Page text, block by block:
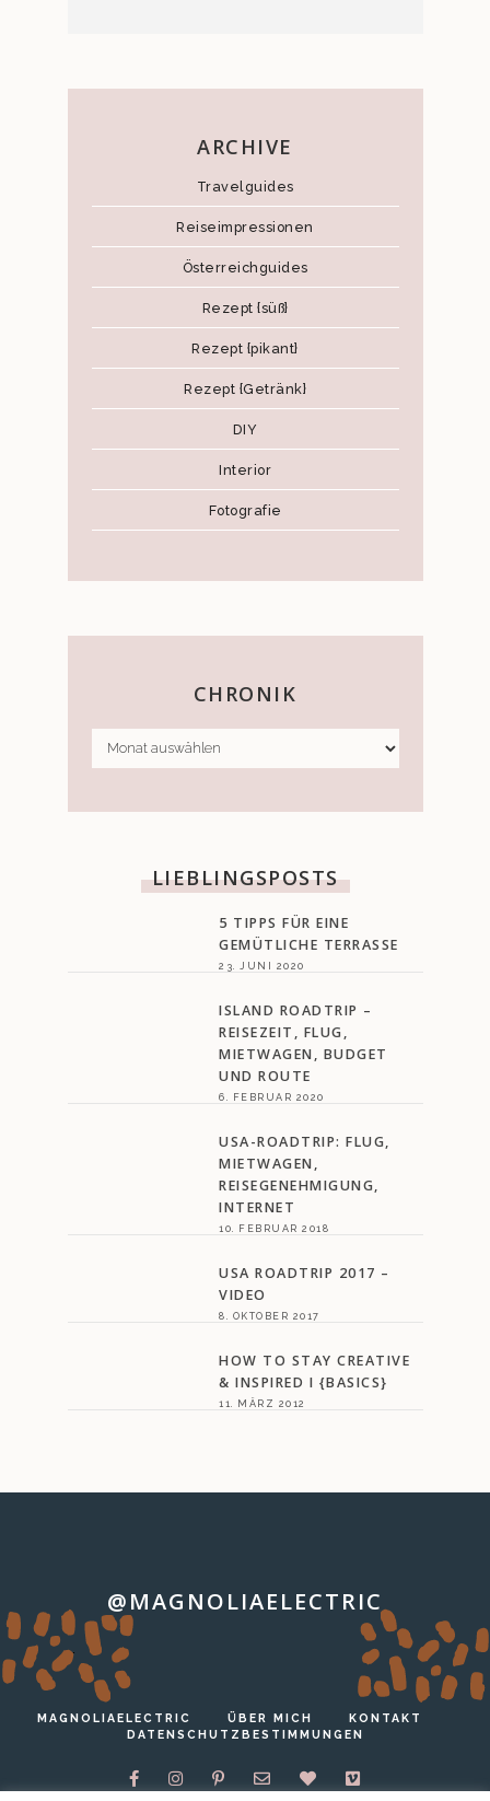
ARCHIVE
Travelguides
Reiseimpressionen
Österreichguides
Rezept {süß}
Rezept {pikant}
Rezept {Getränk}
DIY
Interior
Fotografie
CHRONIK
CHRONIK
LIEBLINGSPOSTS
5 TIPPS FÜR EINE
GEMÜTLICHE TERRASSE
23. JUNI 2020
ISLAND ROADTRIP –
REISEZEIT, FLUG,
MIETWAGEN, BUDGET
UND ROUTE
6. FEBRUAR 2020
USA-ROADTRIP: FLUG,
MIETWAGEN,
REISEGENEHMIGUNG,
INTERNET
10. FEBRUAR 2018
USA ROADTRIP 2017 –
VIDEO
8. OKTOBER 2017
HOW TO STAY CREATIVE
& INSPIRED I {BASICS}
11. MÄRZ 2012
@MAGNOLIAELECTRIC
…
MAGNOLIAELECTRIC ÜBER MICH
KONTAKT
DATENSCHUTZBESTIMMUNGEN